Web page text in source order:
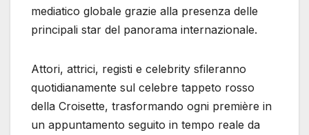
mediatico globale grazie alla presenza delle
principali star del panorama internazionale.
Attori, attrici, registi e celebrity sfileranno
quotidianamente sul celebre tappeto rosso
della Croisette, trasformando ogni première in
un appuntamento seguito in tempo reale da